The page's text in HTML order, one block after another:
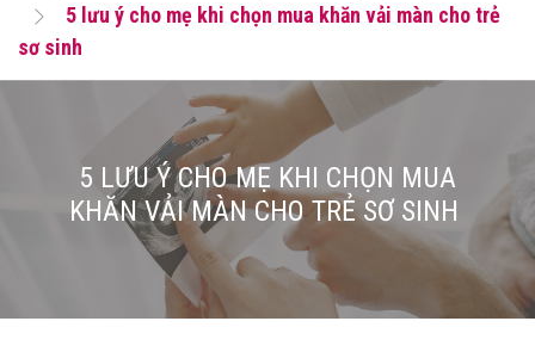
5 lưu ý cho mẹ khi chọn mua khăn vải màn cho trẻ
sơ sinh
5 LƯU Ý CHO MẸ KHI CHỌN MUA
KHĂN VẢI MÀN CHO TRẺ SƠ SINH